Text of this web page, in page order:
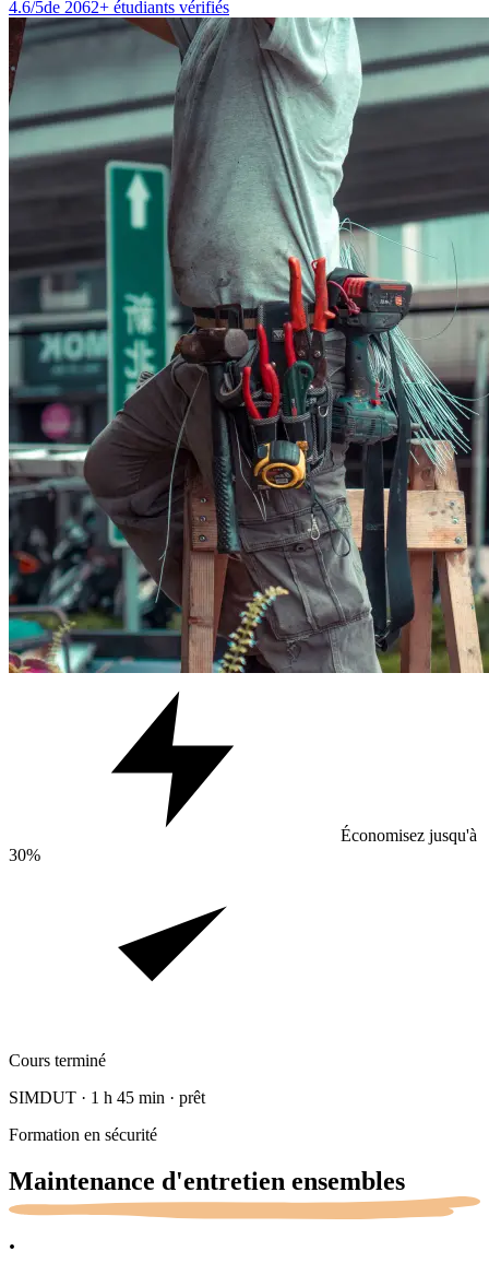
4.6/5de 2062+ étudiants vérifiés
Économisez jusqu'à
30%
Cours terminé
SIMDUT · 1 h 45 min · prêt
Formation en sécurité
Maintenance d'entretien ensembles
.